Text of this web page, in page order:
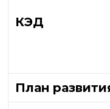
КЭД
План